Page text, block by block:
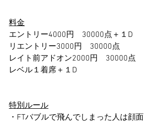
料金
エントリー4000円　30000点＋１D
リエントリー3000円　30000点
レイト前アドオン2000円　30000点
レベル１着席＋１D
特別ルール
・FTバブルで飛んでしまった人は顔面